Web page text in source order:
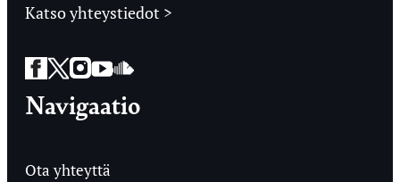
Katso yhteystiedot >
Facebook
Twitter
Instagram
YouTube
SoundCloud
Navigaatio
Ota yhteyttä